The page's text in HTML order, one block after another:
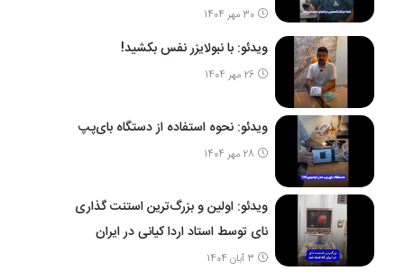
30 مهر 1404
ویدئو: با نبولایزر نفس بکشید!
26 مهر 1404
ویدئو: نحوه استفاده از دستگاه بای‌پپ
28 مهر 1404
ویدئو: اولین و بزرگ‌ترین استنت گذاری
نای توسط استاد اردا کیانی در ایران
3 آبان 1404